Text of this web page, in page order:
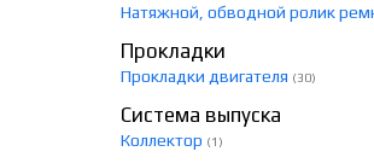
Натяжной, обводной ролик
Прокладки
Прокладки двигателя (30)
Система выпуска
Коллектор (1)